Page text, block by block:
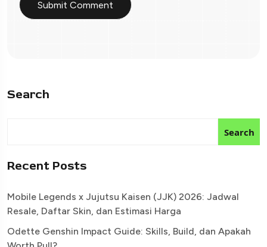
Search
Search
Recent Posts
Mobile Legends x Jujutsu Kaisen (JJK) 2026: Jadwal
Resale, Daftar Skin, dan Estimasi Harga
Odette Genshin Impact Guide: Skills, Build, dan Apakah